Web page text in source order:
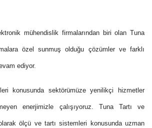
mühendislik firmalarından biri olan Tuna
özel sunmuş olduğu çözümler ve farklı
ediyor.
konusunda sektörümüze yenilikçi hizmetler
enerjimizle çalışıyoruz. Tuna Tartı ve
ölçü ve tartı sistemleri konusunda uzman